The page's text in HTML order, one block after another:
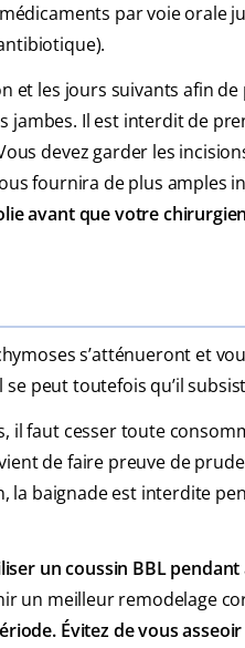
par voie orale
et les jours suivants afin
jambes. Il est interdit de
devez garder les
fournira de plus amples
avant que votre
s’atténueront et
peut toutefois qu’il
il faut cesser toute
de faire preuve de
la baignade est interdite
un coussin BBL pendant
un meilleur remodelage
Évitez de vous